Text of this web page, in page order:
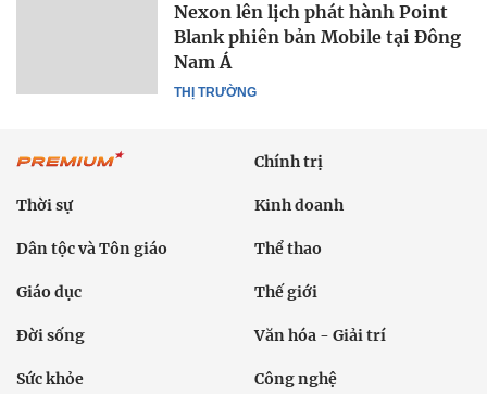
THỊ TRƯỜNG
Nexon lên lịch phát hành Point
Blank phiên bản Mobile tại Đông
Nam Á
Chính trị
Thời sự Kinh doanh
Dân tộc và Tôn giáo Thể thao
Giáo dục Thế giới
Đời sống Văn hóa - Giải trí
Sức khỏe Công nghệ